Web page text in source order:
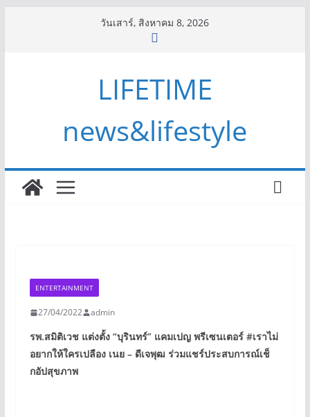
วันเสาร์, สิงหาคม 8, 2026
LIFETIME
news&lifestyle
ENTERTAINMENT
27/04/2022 admin
รพ.สมิติเวช แต่งตั้ง “บุรินทร์” แคมเปญ พรีเซนเตอร์ #เราไม่
อยากให้ใครเปลือง เนย – ดีเจพุฒ ร่วมแชร์ประสบการณ์เช็
กอัปสุขภาพ